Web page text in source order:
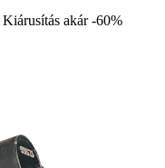
Kiárusítás akár -60%